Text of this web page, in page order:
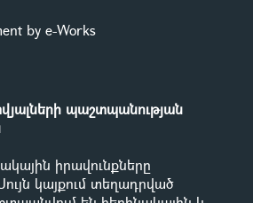
by e-Works
պաշտպանության
իրավունքները
կայքում տեղադրված